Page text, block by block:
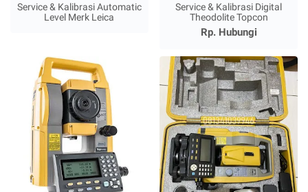
Service & Kalibrasi Automatic
Level Merk Leica
Service & Kalibrasi Digital
Theodolite Topcon
Rp. Hubungi